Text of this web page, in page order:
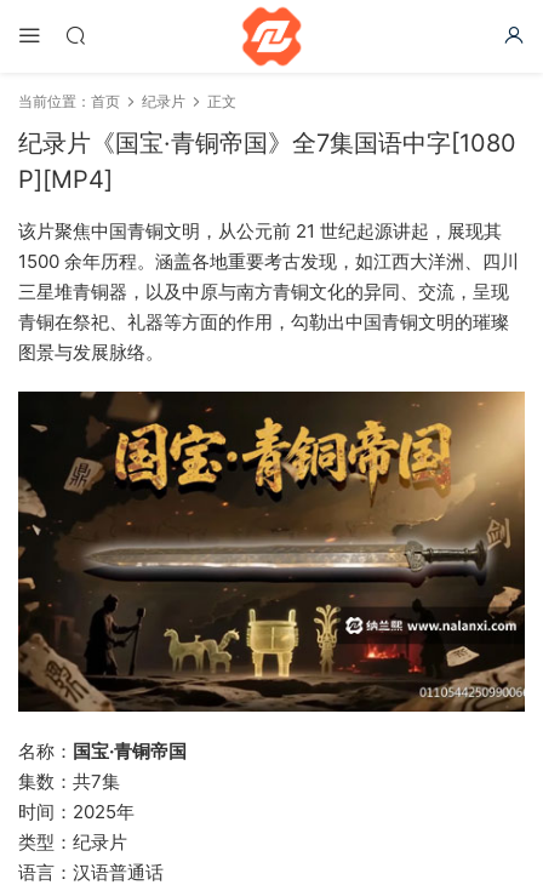
当前位置： 首页 纪录片 正文
纪录片《国宝·青铜帝国》全7集国语中字[1080
P][MP4]
该片聚焦中国青铜文明，从公元前 21 世纪起源讲起，展现其
1500 余年历程。涵盖各地重要考古发现，如江西大洋洲、四川
三星堆青铜器，以及中原与南方青铜文化的异同、交流，呈现
青铜在祭祀、礼器等方面的作用，勾勒出中国青铜文明的璀璨
图景与发展脉络。
名称： 国宝·青铜帝国
集数：共7集
时间：2025年
类型：纪录片
语言：汉语普通话